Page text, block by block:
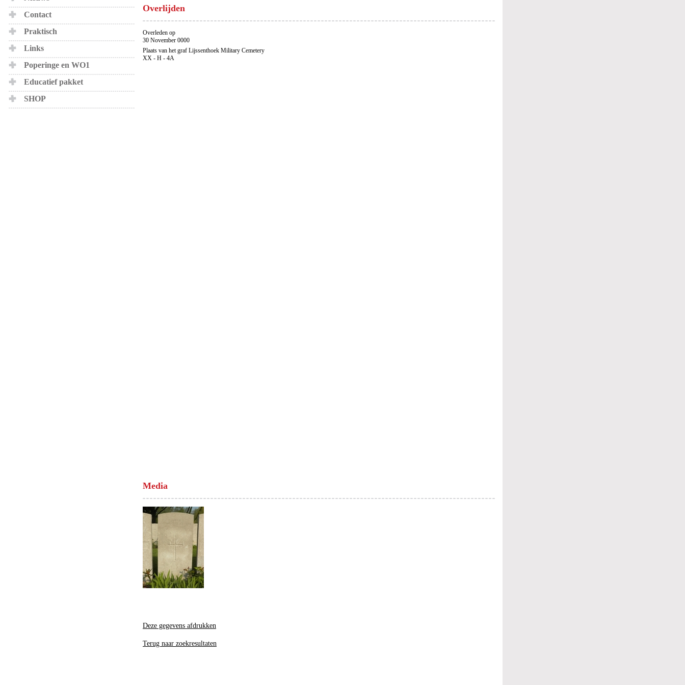
Contact
Praktisch
Links
Poperinge en WO1
Educatief pakket
SHOP
Overlijden
Overleden op
30 November 0000
Plaats van het graf Lijssenthoek Military Cemetery
XX - H - 4A
Media
Deze gegevens afdrukken
Terug naar zoekresultaten